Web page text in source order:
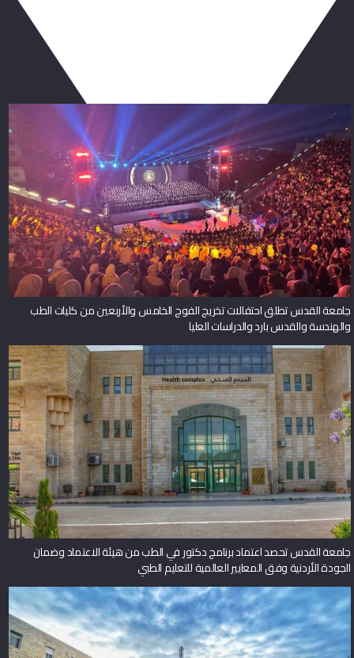
جامعة القدس تطلق احتفالات تخريج الفوج الخامس والأربعين من كليات الطب
والهندسة والقدس بارد والدراسات العليا
جامعة القدس تحصد اعتماد برنامج دكتور في الطب من هيئة الاعتماد وضمان
الجودة الأردنية وفق المعايير العالمية للتعليم الطبي